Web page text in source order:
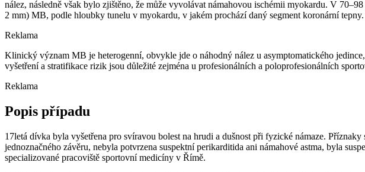
nález, následně však bylo zjištěno, že může vyvolávat námahovou ischémii myokardu. V
2 mm) MB, podle hloubky tunelu v myokardu, v jakém prochází daný segment koronární tepny.
Reklama
Klinický význam MB je heterogenní, obvykle jde o náhodný nález u asymptomatického
vyšetření a stratifikace rizik jsou důležité zejména u profesionálních a poloprofesionálních
Reklama
Popis případu
17letá dívka byla vyšetřena pro svíravou bolest na hrudi a dušnost při fyzické námaze.
jednoznačného závěru, nebyla potvrzena suspektní perikarditida ani námahové astma, byla
specializované pracoviště sportovní medicíny v Římě.